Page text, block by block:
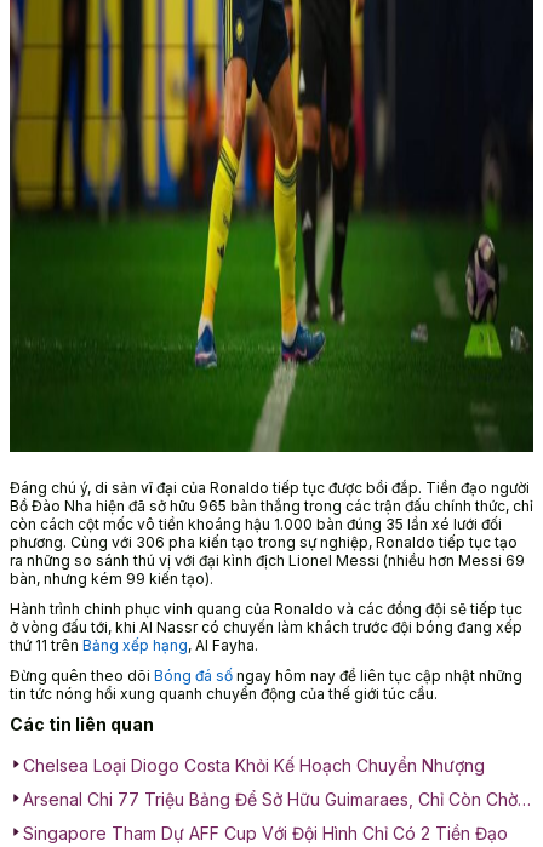
Đáng chú ý, di sản vĩ đại của Ronaldo tiếp tục được bồi đắp. Tiền đạo người
Bồ Đào Nha hiện đã sở hữu 965 bàn thắng trong các trận đấu chính thức, chỉ
còn cách cột mốc vô tiền khoáng hậu 1.000 bàn đúng 35 lần xé lưới đối
phương. Cùng với 306 pha kiến tạo trong sự nghiệp, Ronaldo tiếp tục tạo
ra những so sánh thú vị với đại kình địch Lionel Messi (nhiều hơn Messi 69
bàn, nhưng kém 99 kiến tạo).
Hành trình chinh phục vinh quang của Ronaldo và các đồng đội sẽ tiếp tục
ở vòng đấu tới, khi Al Nassr có chuyến làm khách trước đội bóng đang xếp
thứ 11 trên Bảng xếp hạng, Al Fayha.
Đừng quên theo dõi Bóng đá số ngay hôm nay để liên tục cập nhật những
tin tức nóng hổi xung quanh chuyển động của thế giới túc cầu.
Các tin liên quan
Chelsea Loại Diogo Costa Khỏi Kế Hoạch Chuyển Nhượng
Arsenal Chi 77 Triệu Bảng Để Sở Hữu Guimaraes, Chỉ Còn Chờ
Singapore Tham Dự AFF Cup Với Đội Hình Chỉ Có 2 Tiền Đạo